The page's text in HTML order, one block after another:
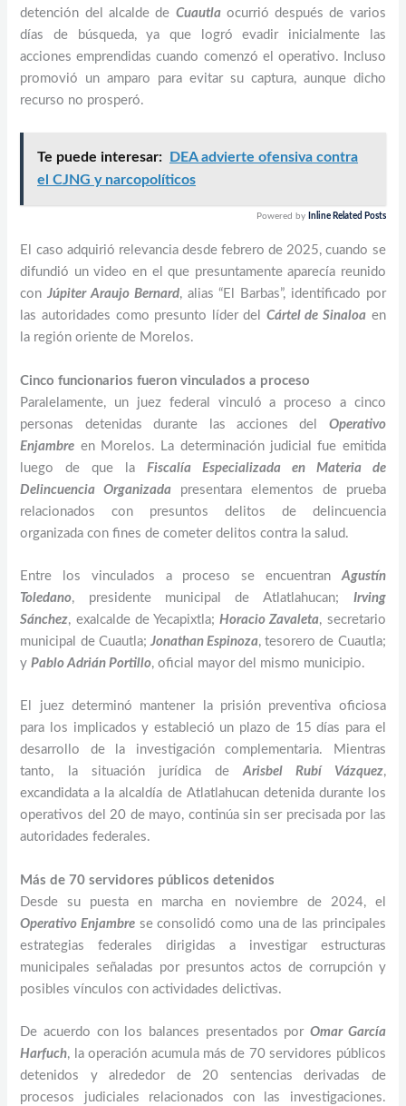
detención del alcalde de Cuautlaocurrió después de varios
días de búsqueda, ya que logró evadir inicialmente las
acciones emprendidas cuando comenzó el operativo. Incluso
promovió un amparo para evitar su captura, aunque dicho
recurso no prosperó.
Te puede interesar:
DEA advierte ofensiva contra
el CJNG y narcopolíticos
Powered by Inline Related Posts
El caso adquirió relevancia desde febrero de 2025, cuando se
difundió un video en el que presuntamente aparecía reunido
conJúpiter Araujo Bernard, alias “El Barbas”, identificado por
las autoridades como presunto líder del Cártel de Sinaloa en
la región oriente de Morelos.
Cinco funcionarios fueron vinculados a proceso
Paralelamente, un juez federal vinculó a proceso a cinco
personas detenidas durante las acciones del Operativo
Enjambre en Morelos. La determinación judicial fue emitida
luego de que la Fiscalía Especializada en Materia de
Delincuencia Organizada presentara elementos de prueba
relacionados con presuntos delitos de delincuencia
organizada con fines de cometer delitos contra la salud.
Entre los vinculados a proceso se encuentran Agustín
Toledano, presidente municipal de Atlatlahucan; Irving
Sánchez, exalcalde de Yecapixtla;Horacio Zavaleta, secretario
municipal de Cuautla; Jonathan Espinoza, tesorero de Cuautla;
yPablo Adrián Portillo, oficial mayor del mismo municipio.
El juez determinó mantener la prisión preventiva oficiosa
para los implicados y estableció un plazo de 15 días para el
desarrollo de la investigación complementaria. Mientras
tanto, la situación jurídica deArisbel Rubí Vázquez,
excandidata a la alcaldía de Atlatlahucan detenida durante los
operativos del 20 de mayo, continúa sin ser precisada por las
autoridades federales.
Más de 70 servidores públicos detenidos
Desde su puesta en marcha en noviembre de 2024, el
Operativo Enjambre se consolidó como una de las principales
estrategias federales dirigidas a investigar estructuras
municipales señaladas por presuntos actos de corrupción y
posibles vínculos con actividades delictivas.
De acuerdo con los balances presentados por Omar García
Harfuch, la operación acumula más de 70 servidores públicos
detenidos y alrededor de 20 sentencias derivadas de
procesos judiciales relacionados con las investigaciones.